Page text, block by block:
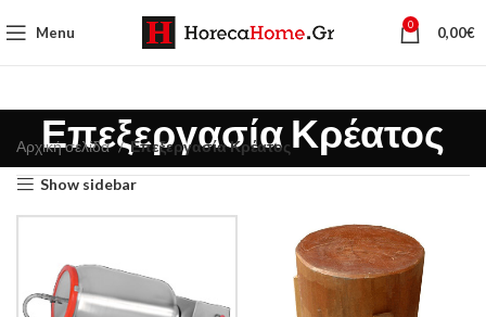
Menu 0 0,00€
Επεξεργασία Κρέατος
Αρχική σελίδα Επεξεργασία Κρέατος
Show sidebar